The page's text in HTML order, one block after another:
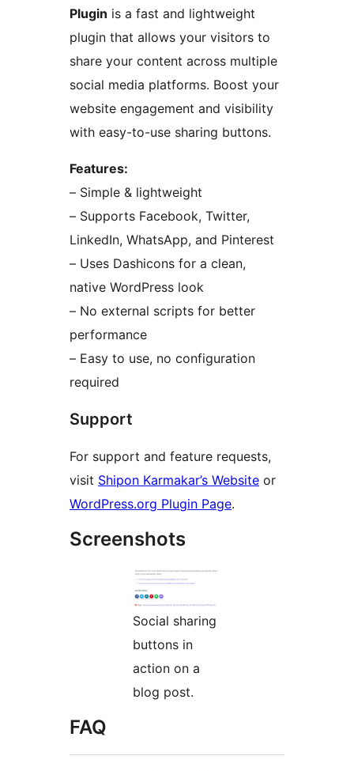
Plugin is a fast and lightweight
plugin that allows your visitors to
share your content across multiple
social media platforms. Boost your
website engagement and visibility
with easy-to-use sharing buttons.
Features:
– Simple & lightweight
– Supports Facebook, Twitter,
LinkedIn, WhatsApp, and Pinterest
– Uses Dashicons for a clean,
native WordPress look
– No external scripts for better
performance
– Easy to use, no configuration
required
Support
For support and feature requests,
visit Shipon Karmakar’s Website or
WordPress.org Plugin Page.
Screenshots
Social sharing
buttons in
action on a
blog post.
FAQ